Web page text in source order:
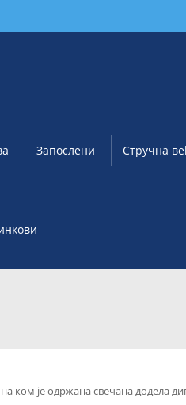
Запослени Стручна
ком је одржана свечана додела